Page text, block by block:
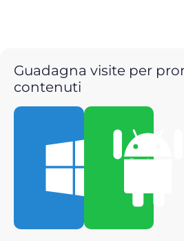
Guadagna visite per
contenuti
Scarica per